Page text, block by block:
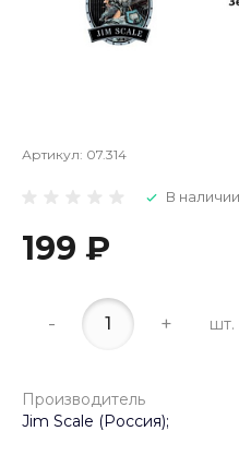
Артикул: 07.314
В
199 ₽
- + шт.
Производитель
Jim Scale (Россия);